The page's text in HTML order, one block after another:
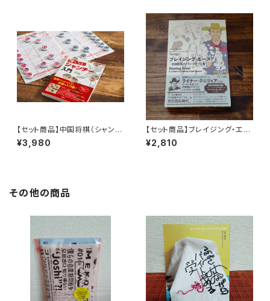
【セット商品】中国将棋（シャンチ
ー）+ 強くなる!シャンチー入門
¥3,980
【セット商品】ブレイジング・エー
ス! ―西部開拓のトランプゲーム
集 + トランプ
¥2,810
その他の商品